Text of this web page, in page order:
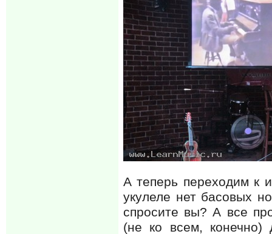
А теперь переходим к
укулеле нет басовых
спросите вы? А все
(не ко всем, конечно)